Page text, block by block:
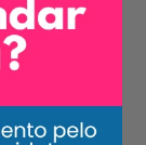
Igual ou
Um